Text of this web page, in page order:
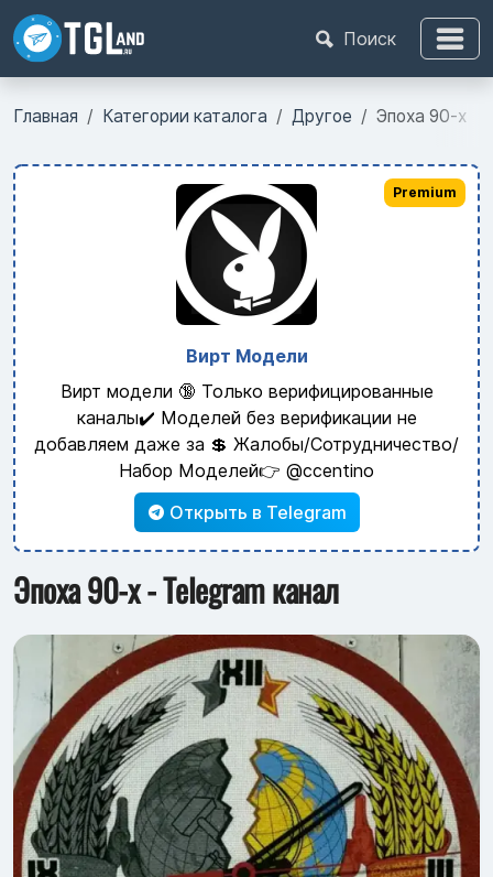
Поиск
Главная Категории каталога Другое Эпоха 90-х
Вирт Модели
Вирт модели 🔞 Только верифицированные
каналы✔️ Моделей без верификации не
добавляем даже за 💲 Жалобы/Сотрудничество/
Набор Моделей👉 @ccentino
Открыть в Telegram
Premium
Эпоха 90-х - Telegram канал